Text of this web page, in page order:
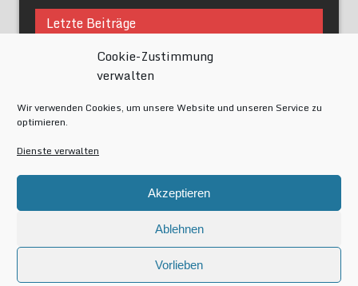
Cookie-Zustimmung
verwalten
Wir verwenden Cookies, um unsere Website und unseren Service zu
optimieren.
Dienste verwalten
Akzeptieren
Ablehnen
Vorlieben
Letzte Beiträge
Was macht urbane Lebensqualität wirklich aus?
Grüne Oasen in Berlin
Festival of Lights Berlin 2024
Gesund schlafen im modernen Alltag
WordPress.org